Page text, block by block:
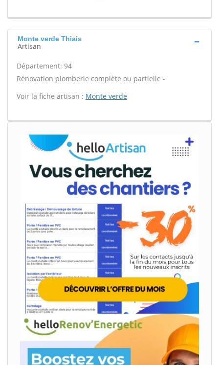
Monte verde Thiais
Artisan
Département: 94
Rénovation plomberie complète ou partielle -
Voir la fiche artisan : Monte verde